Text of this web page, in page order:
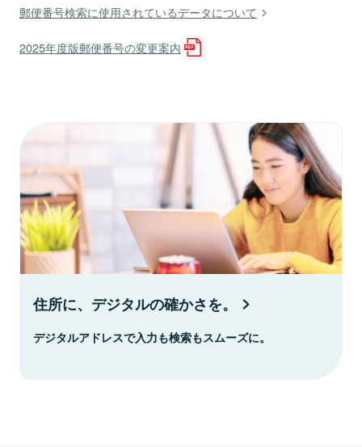
郵便番号検索に使用されているデータについて
2025年度版郵便番号の変更案内
住所に、デジタルの確かさを。
デジタルアドレスで入力も検索もスムーズに。